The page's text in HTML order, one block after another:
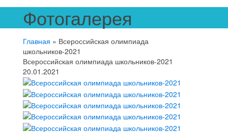
Фотогалерея
Главная » Всероссийская олимпиада
школьников-2021
Всероссийская олимпиада школьников-2021
20.01.2021